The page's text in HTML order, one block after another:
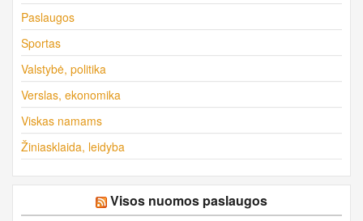
Paslaugos
Sportas
Valstybė, politika
Verslas, ekonomika
Viskas namams
Žiniasklaida, leidyba
Visos nuomos paslaugos